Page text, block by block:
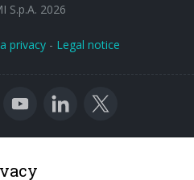
S.p.A. 2026
privacy - Legal notice